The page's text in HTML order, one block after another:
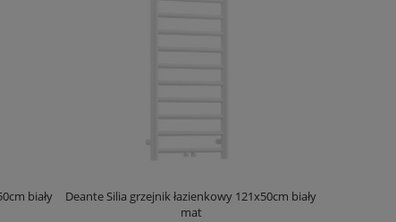
biały
Deante Silia grzejnik łazienkowy 121x50cm biały
mat